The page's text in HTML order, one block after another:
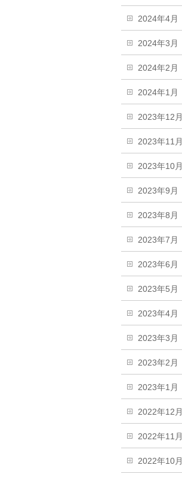
2024年4月
2024年3月
2024年2月
2024年1月
2023年12月
2023年11月
2023年10月
2023年9月
2023年8月
2023年7月
2023年6月
2023年5月
2023年4月
2023年3月
2023年2月
2023年1月
2022年12月
2022年11月
2022年10月